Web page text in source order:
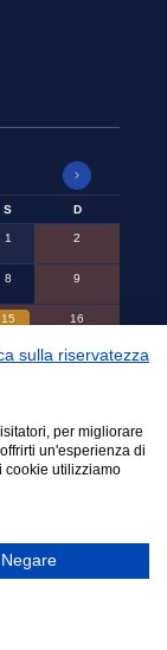
S D
1 2
8 9
15 16
22 23
sulla riservatezza
per migliorare
un'esperienza di
cookie utilizziamo
Negare